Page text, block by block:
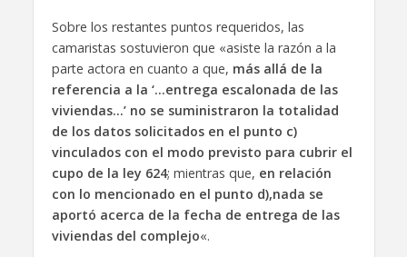
Sobre los restantes puntos requeridos, las
camaristas sostuvieron que «asiste la razón a la
parte actora en cuanto a que, más allá de la
referencia a la ‘…entrega escalonada de las
viviendas…’ no se suministraron la totalidad
de los datos solicitados en el punto c)
vinculados con el modo previsto para cubrir el
cupo de la ley 624; mientras que, en relación
con lo mencionado en el punto d),nada se
aportó acerca de la fecha de entrega de las
viviendas del complejo«.